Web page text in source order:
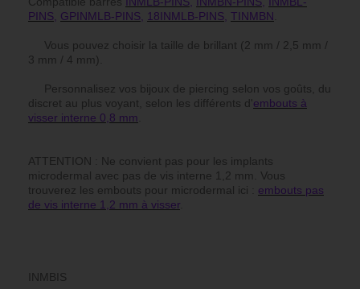
PINS GPINMLB-PINS 18INMLB-PINS TINMBN
Vous pouvez choisir la taille de brillant (2 mm / 2,5 mm /
3 mm / 4 mm).
Personnalisez vos bijoux de piercing selon vos goûts, du
discret au plus voyant, selon les différents d'embouts à
visser interne 0,8 mm
ATTENTION : Ne convient pas pour les implants
microdermal avec pas de vis interne 1,2 mm. Vous
trouverez les embouts pour microdermal ici : embouts pas
de vis interne 1,2 mm à visser
INMBIS